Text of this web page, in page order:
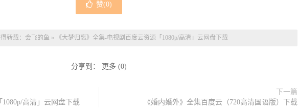
赞(0)
转载： 会飞的鱼 » 《大梦归离》全集-电视剧百度云资源「1080p/高清」云网盘下载
分享到： 更多 (0)
高清」云网盘下载
下一篇
《婚内婚外》全集百度云（720高清国语版）下载